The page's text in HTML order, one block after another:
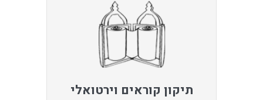
תיקון קוראים וירטואלי